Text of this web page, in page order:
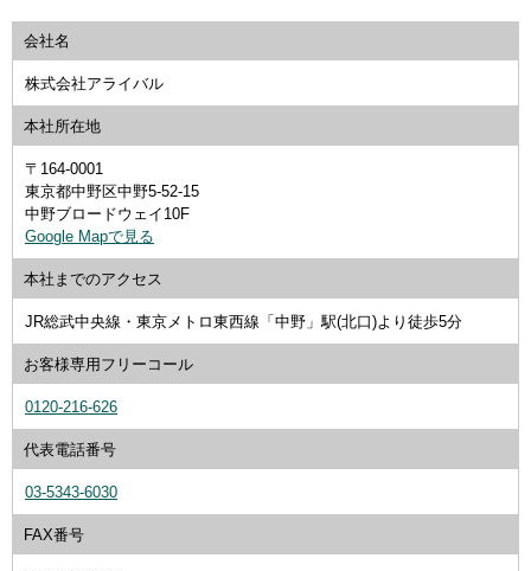
会社名
株式会社アライバル
本社所在地
〒164-0001
東京都中野区中野5-52-15
中野ブロードウェイ10F
Google Mapで見る
本社までのアクセス
JR総武中央線・東京メトロ東西線「中野」駅(北口)より徒歩5分
お客様専用フリーコール
0120-216-626
代表電話番号
03-5343-6030
FAX番号